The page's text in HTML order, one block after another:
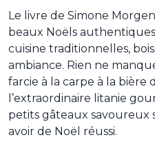
Le livre de Simone
beaux Noëls authentiques
cuisine traditionnelles,
ambiance. Rien ne
farcie à la carpe à la bière
l’extraordinaire litanie
petits gâteaux savoureux
avoir de Noël réussi.